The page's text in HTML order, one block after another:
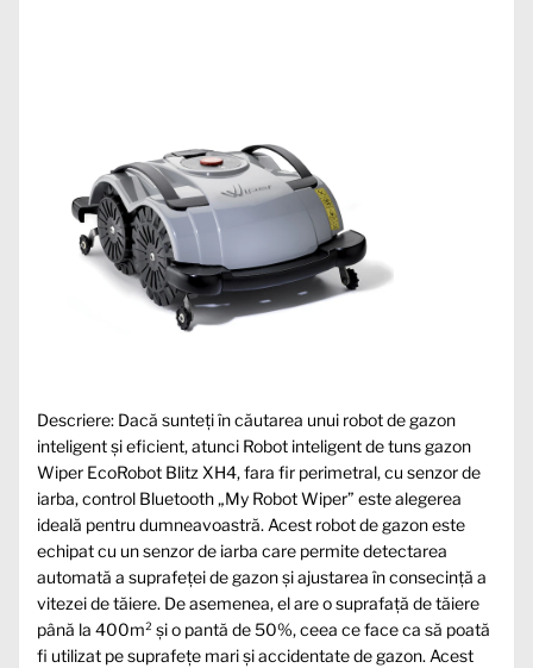
Descriere: Dacă sunteți în căutarea unui robot de gazon
inteligent și eficient, atunci Robot inteligent de tuns gazon
Wiper EcoRobot Blitz XH4, fara fir perimetral, cu senzor de
iarba, control Bluetooth „My Robot Wiper” este alegerea
ideală pentru dumneavoastră. Acest robot de gazon este
echipat cu un senzor de iarba care permite detectarea
automată a suprafeței de gazon și ajustarea în consecință a
vitezei de tăiere. De asemenea, el are o suprafață de tăiere
până la 400m² și o pantă de 50%, ceea ce face ca să poată
fi utilizat pe suprafețe mari și accidentate de gazon. Acest